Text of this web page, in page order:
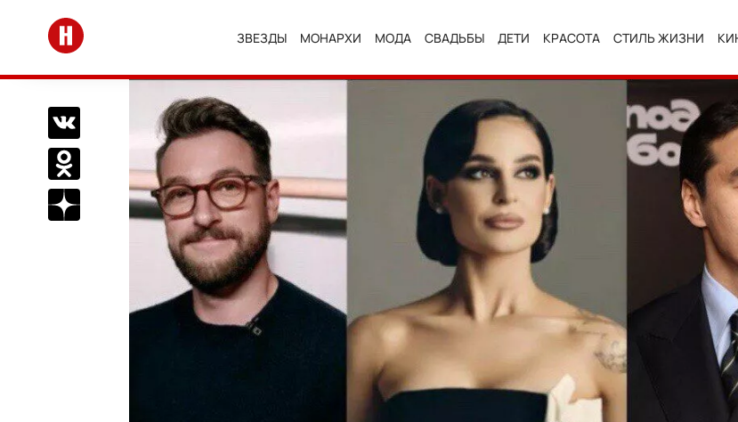
Перейти на главную
ЗВЕЗДЫ МОНАРХИ МОДА СВАДЬБЫ ДЕТИ КРАСОТА СТИЛЬ ЖИЗНИ
Поделиться Вконтакте
Поделиться в Одноклассниках
Подписаться на нас в Дзен